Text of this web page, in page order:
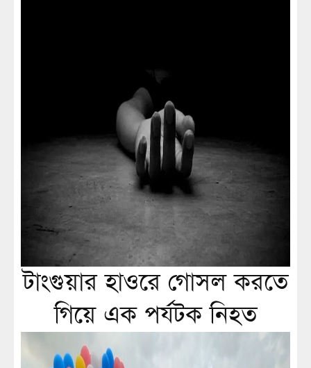
টাংগুয়ার হাওরে গোসল করতে
গিয়ে এক পর্যটক নিহত